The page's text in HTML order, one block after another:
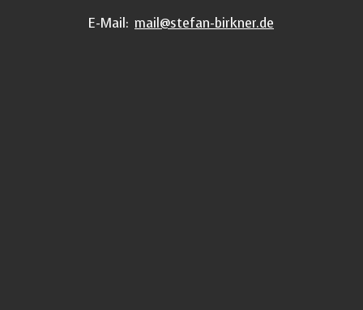
E-Mail: mail@stefan-birkner.de